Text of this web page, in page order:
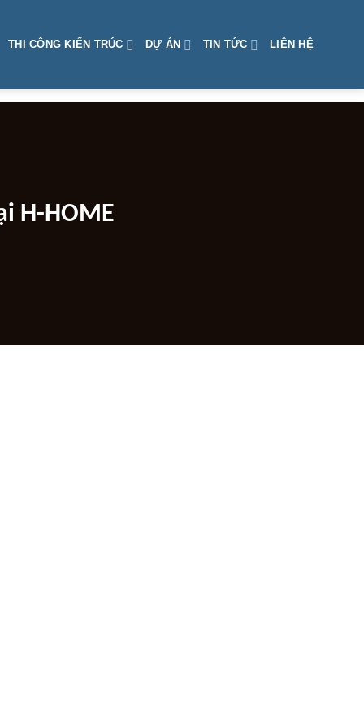
THI CÔNG KIẾN TRÚC DỰ ÁN TIN TỨC LIÊN HỆ
H-HOME